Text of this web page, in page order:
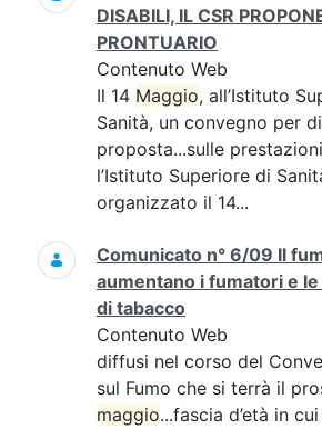
DISABILI, IL CSR
PRONTUARIO
Contenuto Web
Il 14 Maggio, all’Istituto
Sanità, un convegno per
proposta...sulle
l’Istituto Superiore di
organizzato il 14...
Comunicato n° 6/09 Il
aumentano i fumatori e
di tabacco
Contenuto Web
diffusi nel corso del
sul Fumo che si terrà il
maggio...fascia d’età in